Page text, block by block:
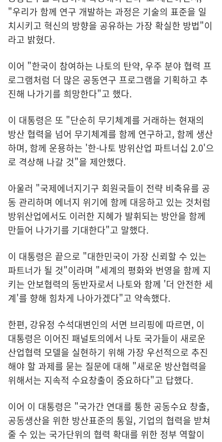
"우리가 함께 연구 개발하는 과정은 기술의 표준을 일
치시키고 혁신의 방향을 공유하는 가장 확실한 방법"이
라고 밝혔다.
이어 "한국이 참여하는 나토의 탄약, 우주 분야 협력 프
로그램처럼 더 많은 공동연구 프로그램을 기획하고 추
진해 나가기를 희망한다"고 했다.
이 대통령은 또 "단순히 무기체계를 거래하는 현재의
방산 협력을 넘어 무기체계를 함께 연구하고, 함께 생산
하며, 함께 운용하는 '한-나토 방위산업 파트너십 2.0'으
로 격상해 나갈 것"을 제안했다.
아울러 "국제에너지기구 회원국들이 전략 비축유를 공
동 관리하며 에너지 위기에 함께 대응하고 있는 것처럼
방위산업에서도 이러한 지혜가 발휘되는 방안을 함께
만들어 나가기를 기대한다"고 말했다.
이 대통령은 끝으로 "대한민국이 가장 신뢰할 수 있는
파트너가 될 것"이라며 "세계의 평화와 번영을 함께 지
키는 안보협력의 동반자로서 나토와 함께 '더 안전한 세
계'를 향해 힘차게 나아가겠다"고 약속했다.
한편, 강유정 수석대변인의 서면 브리핑에 따르면, 이
대통령은 이어진 패널토의에서 나토 국가들이 새로운
산업협력 모델을 실현하기 위해 가장 우선적으로 추진
해야 할 과제를 묻는 질문에 대해 "새로운 방산협력을
위해서는 지속적 수요창출이 중요하다"고 답했다.
이어 이 대통령은 "국가간 연대를 통한 공동수요 창출,
공동생산을 위한 방산표준의 통일, 기업의 협력을 받쳐
줄 수 있는 국가단위의 협력 확대를 위한 정부 역할이